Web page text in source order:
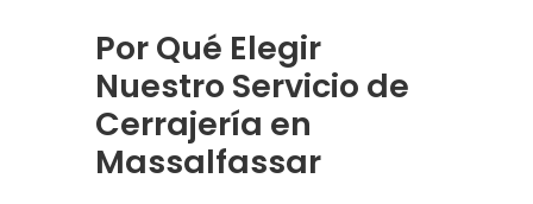
Por Qué Elegir
Nuestro Servicio de
Cerrajería en
Massalfassar